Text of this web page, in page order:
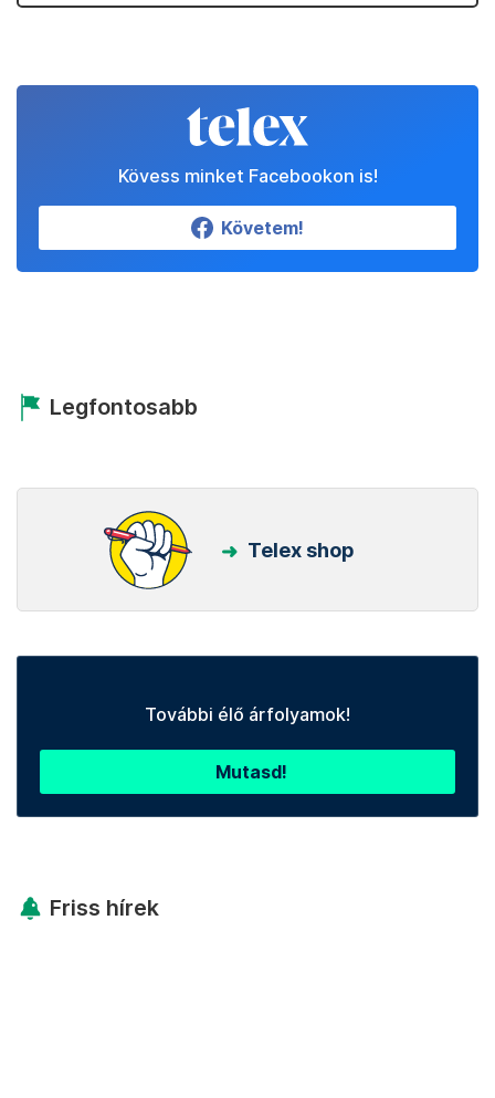
Kövess minket Facebookon is!
Követem!
Legfontosabb
Telex shop
További élő árfolyamok!
Mutasd!
Friss hírek